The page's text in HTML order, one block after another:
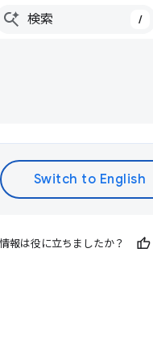
/
報は役に立ちましたか？